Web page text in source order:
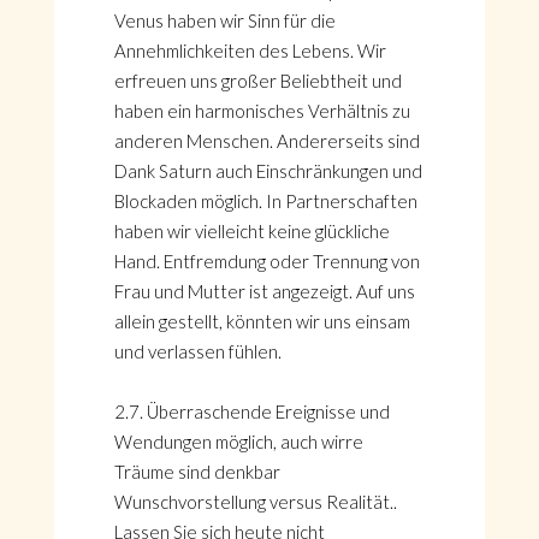
Venus haben wir Sinn für die
Annehmlichkeiten des Lebens. Wir
erfreuen uns großer Beliebtheit und
haben ein harmonisches Verhältnis zu
anderen Menschen. Andererseits sind
Dank Saturn auch Einschränkungen und
Blockaden möglich. In Partnerschaften
haben wir vielleicht keine glückliche
Hand. Entfremdung oder Trennung von
Frau und Mutter ist angezeigt. Auf uns
allein gestellt, könnten wir uns einsam
und verlassen fühlen.
2.7. Überraschende Ereignisse und
Wendungen möglich, auch wirre
Träume sind denkbar
Wunschvorstellung versus Realität..
Lassen Sie sich heute nicht